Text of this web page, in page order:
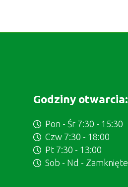
Godziny otwarcia:
Pon - Śr 7:30 - 15:30
Czw 7:30 - 18:00
Pt 7:30 - 13:00
Sob - Nd - Zamknięte